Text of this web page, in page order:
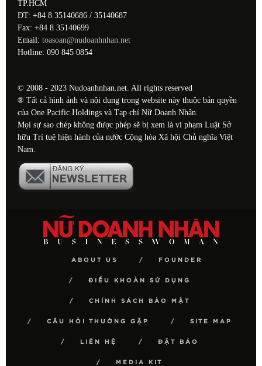
TP.HCM
ĐT: +84 8 35140686 / 35140687
Fax: +84 8 35140699
Email: toasoan@nudoanhnhan.net
Hotline: 090 845 0854
© 2008 - 2023 Nudoanhnhan.net. All rights reserved
® Tất cả hình ảnh và nội dung trong website này thuộc bản quyền
của One Pacific Holdings và Tạp chí Nữ Doanh Nhân.
Mọi sự sao chép không được phép sẽ bị xem là vi phạm Luật Sở
hữu Trí tuệ hiện hành của nước Cộng hòa Xã hội Chủ nghĩa Việt
Nam.
ABOUT US FOUNDER
ĐIỀU KHOẢN SỬ DỤNG
CHÍNH SÁCH BẢO MẬT
CÂU HỎI THƯỜNG GẶP SITE MAP
LIÊN HỆ ĐẶT BÁO
MEDIA KIT